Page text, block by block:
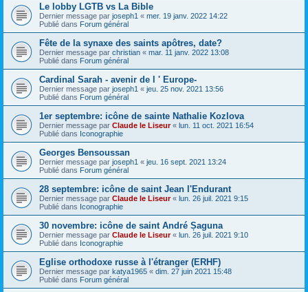
Le lobby LGTB vs La Bible
Dernier message par joseph1 « mer. 19 janv. 2022 14:22
Publié dans Forum général
Fête de la synaxe des saints apôtres, date?
Dernier message par christian « mar. 11 janv. 2022 13:08
Publié dans Forum général
Cardinal Sarah - avenir de l ' Europe-
Dernier message par joseph1 « jeu. 25 nov. 2021 13:56
Publié dans Forum général
1er septembre: icône de sainte Nathalie Kozlova
Dernier message par Claude le Liseur« lun. 11 oct. 2021 16:54
Publié dans Iconographie
Georges Bensoussan
Dernier message par joseph1 « jeu. 16 sept. 2021 13:24
Publié dans Forum général
28 septembre: icône de saint Jean l'Endurant
Dernier message par Claude le Liseur« lun. 26 juil. 2021 9:15
Publié dans Iconographie
30 novembre: icône de saint André Șaguna
Dernier message par Claude le Liseur« lun. 26 juil. 2021 9:10
Publié dans Iconographie
Eglise orthodoxe russe à l'étranger (ERHF)
Dernier message par katya1965 « dim. 27 juin 2021 15:48
Publié dans Forum général